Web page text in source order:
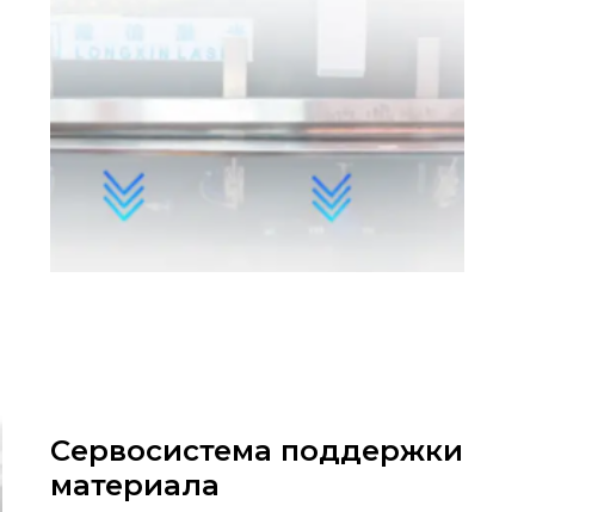
Сервосистема поддержки
материала